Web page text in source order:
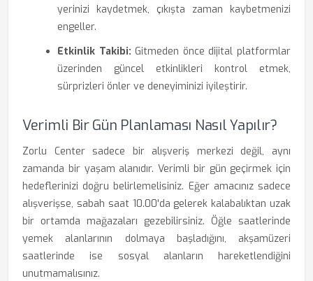
yerinizi kaydetmek, çıkışta zaman kaybetmenizi
engeller.
Etkinlik Takibi: Gitmeden önce dijital platformlar
üzerinden güncel etkinlikleri kontrol etmek,
sürprizleri önler ve deneyiminizi iyileştirir.
Verimli Bir Gün Planlaması Nasıl Yapılır?
Zorlu Center sadece bir alışveriş merkezi değil, aynı
zamanda bir yaşam alanıdır. Verimli bir gün geçirmek için
hedeflerinizi doğru belirlemelisiniz. Eğer amacınız sadece
alışverişse, sabah saat 10.00'da gelerek kalabalıktan uzak
bir ortamda mağazaları gezebilirsiniz. Öğle saatlerinde
yemek alanlarının dolmaya başladığını, akşamüzeri
saatlerinde ise sosyal alanların hareketlendiğini
unutmamalısınız.